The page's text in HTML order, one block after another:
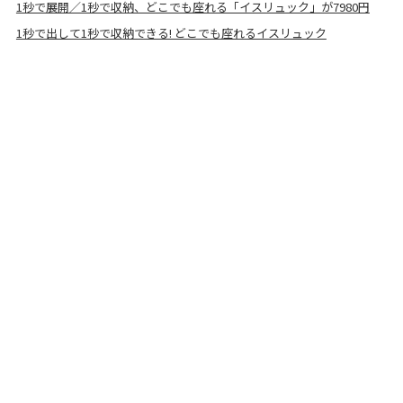
1秒で展開／1秒で収納、どこでも座れる「イスリュック」が7980円
1秒で出して1秒で収納できる! どこでも座れるイスリュック